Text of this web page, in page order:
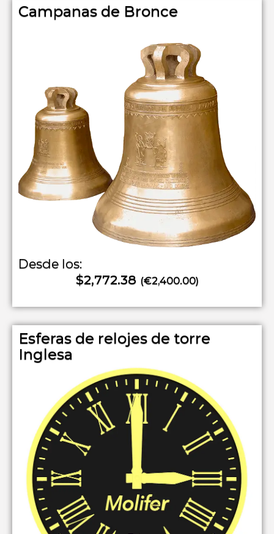
Campanas de Bronce
Desde los:
$2,772.38 (€2,400.00)
Esferas de relojes de torre
Inglesa